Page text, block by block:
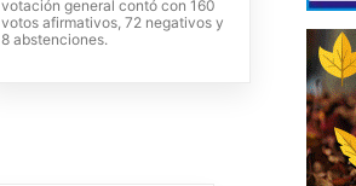
votación general contó con 160
votos afirmativos, 72 negativos y
8 abstenciones.